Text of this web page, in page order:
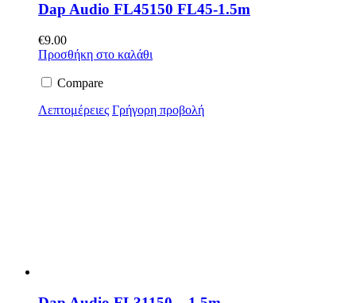
Dap Audio FL45150 FL45-1.5m
€9.00
Προσθήκη στο καλάθι
Compare
Λεπτομέρειες Γρήγορη προβολή